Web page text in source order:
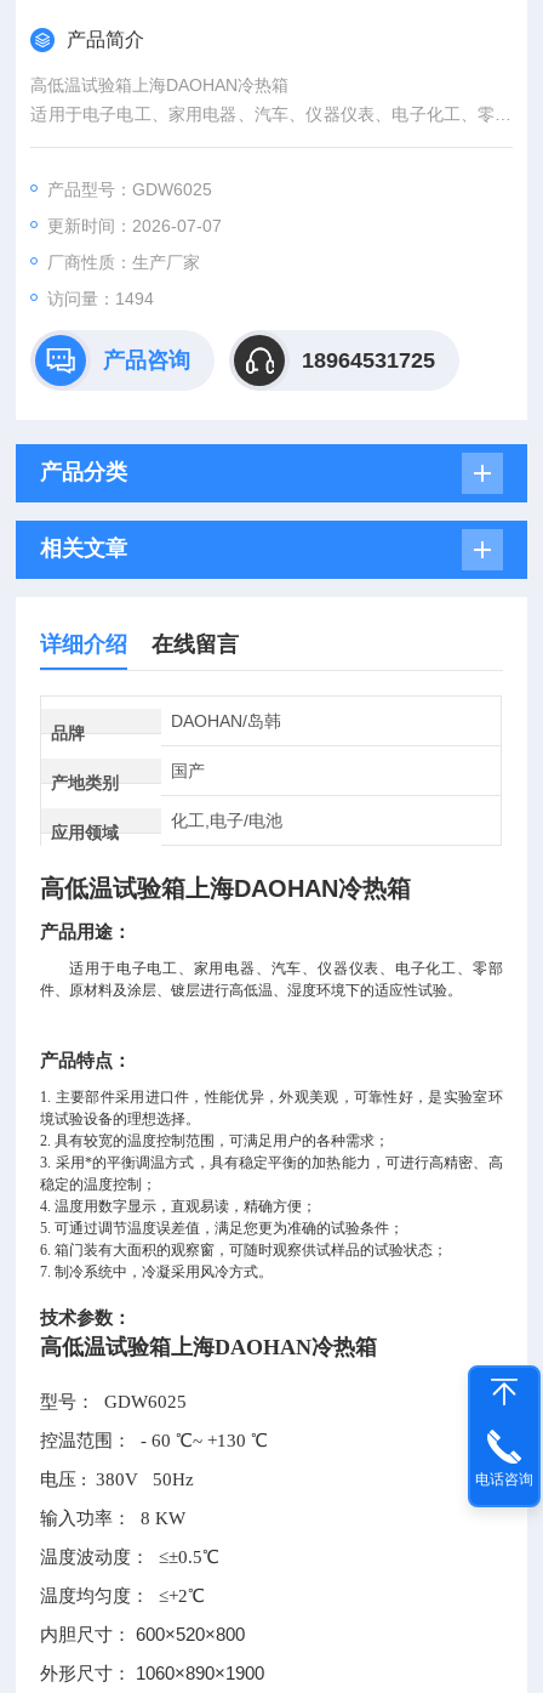
产品简介
高低温试验箱上海DAOHAN冷热箱
适用于电子电工、家用电器、汽车、仪器仪表、电子化工、零部
件、原材料及涂层、镀层进行高低温、湿度环境下的适应性试
产品型号：GDW6025
更新时间：2026-07-07
厂商性质：生产厂家
访问量：1494
产品咨询 18964531725
产品分类
相关文章
详细介绍 在线留言
品牌
DAOHAN/岛韩
产地类别
国产
应用领域
化工,电子/电池
高低温试验箱上海DAOHAN冷热箱
产品用途：
适用于电子电工、家用电器、汽车、仪器仪表、电子化工、零部
件、原材料及涂层、镀层进行高低温、湿度环境下的适应性试验。
产品特点：
1. 主要部件采用进口件，性能优异，外观美观，可靠性好，是实验室环
境试验设备的理想选择。
2. 具有较宽的温度控制范围，可满足用户的各种需求；
3. 采用*的平衡调温方式，具有稳定平衡的加热能力，可进行高精密、高
稳定的温度控制；
4. 温度用数字显示，直观易读，精确方便；
5. 可通过调节温度误差值，满足您更为准确的试验条件；
6. 箱门装有大面积的观察窗，可随时观察供试样品的试验状态；
7. 制冷系统中，冷凝采用风冷方式。
技术参数：
高低温试验箱上海DAOHAN冷热箱
型号： GDW6025
控温范围：- 60 ℃~ +130 ℃
电压 : 380V 50Hz
输入功率： 8 KW
温度波动度： ≤±0.5℃
温度均匀度： ≤+2℃
内胆尺寸： 600×520×800
外形尺寸： 1060×890×1900
电话咨询